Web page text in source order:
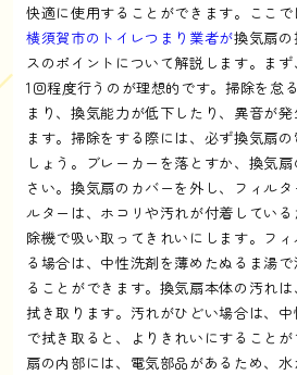
快適に使用することができます。ここで
横須賀市のトイレつまり業者が換気扇
スのポイントについて解説します。ま
1回程度行うのが理想的です。掃除を怠
まり、換気能力が低下したり、異音が
ます。掃除をする際には、必ず換気扇
しょう。ブレーカーを落とすか、換気
さい。換気扇のカバーを外し、フィル
ルターは、ホコリや汚れが付着してい
除機で吸い取ってきれいにします。フ
る場合は、中性洗剤を薄めたぬるま湯
ることができます。換気扇本体の汚れ
拭き取ります。汚れがひどい場合は、
で拭き取ると、よりきれいにすること
扇の内部には、電気部品があるため、